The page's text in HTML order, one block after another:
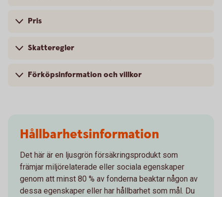
Pris
Skatteregler
Förköpsinformation och villkor
Hållbarhetsinformation
Det här är en ljusgrön försäkringsprodukt som
främjar miljörelaterade eller sociala egenskaper
genom att minst 80 % av fonderna beaktar någon av
dessa egenskaper eller har hållbarhet som mål. Du